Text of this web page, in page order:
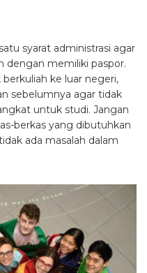
syarat administrasi agar
dengan memiliki paspor.
ke luar negeri,
sebelumnya agar tidak
untuk studi. Jangan
berkas yang dibutuhkan
ada masalah dalam